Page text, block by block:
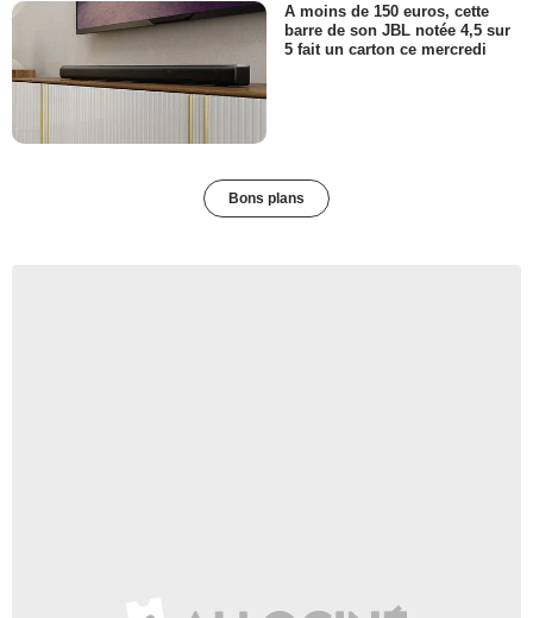
A moins de 150 euros, cette
barre de son JBL notée 4,5 sur
5 fait un carton ce mercredi
Bons plans